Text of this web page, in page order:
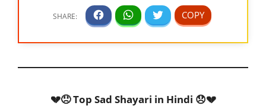
💔😞 Top Sad Shayari in Hindi 😞💔